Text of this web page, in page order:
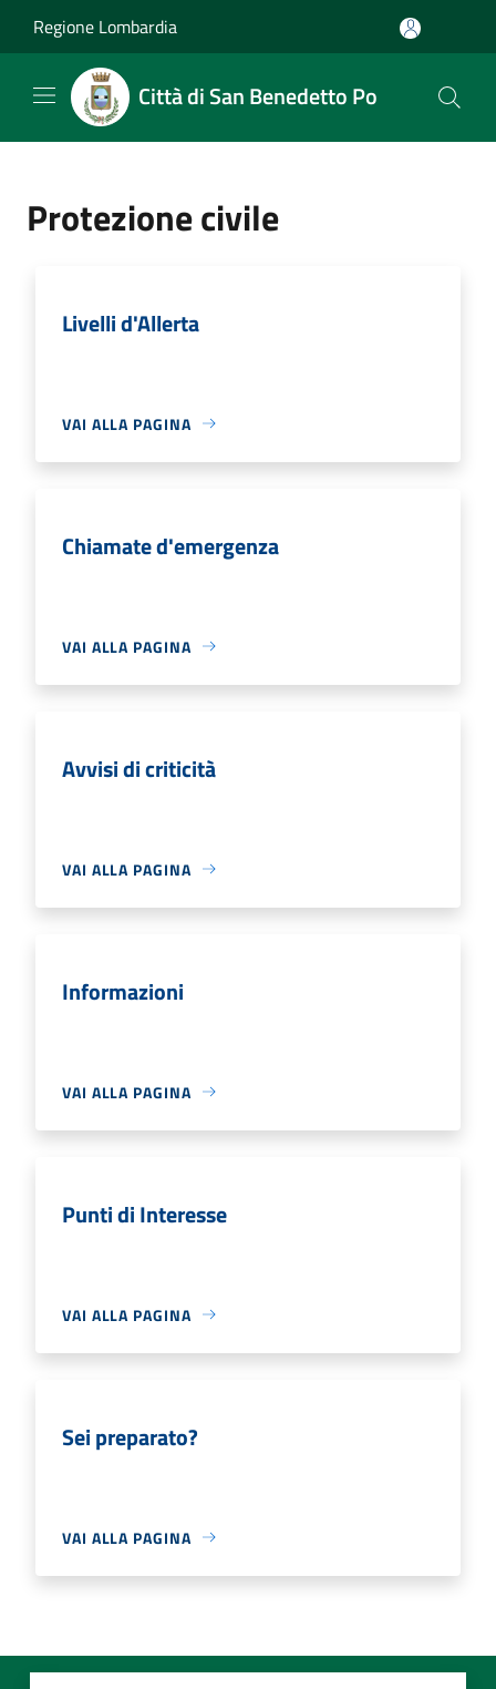
Regione Lombardia
Città di San Benedetto Po
Protezione civile
Livelli d'Allerta
VAI ALLA PAGINA
Chiamate d'emergenza
VAI ALLA PAGINA
Avvisi di criticità
VAI ALLA PAGINA
Informazioni
VAI ALLA PAGINA
Punti di Interesse
VAI ALLA PAGINA
Sei preparato?
VAI ALLA PAGINA